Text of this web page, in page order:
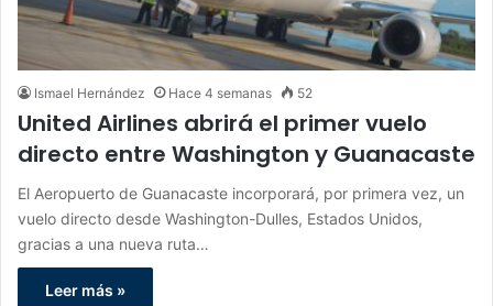
Ismael Hernández Hace 4 semanas 52
United Airlines abrirá el primer vuelo
directo entre Washington y Guanacaste
El Aeropuerto de Guanacaste incorporará, por primera vez, un
vuelo directo desde Washington-Dulles, Estados Unidos,
gracias a una nueva ruta…
Leer más »